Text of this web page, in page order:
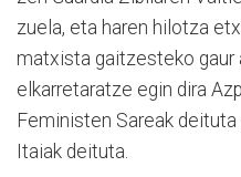
zuela, eta haren hilotza
matxista gaitzesteko gaur
elkarretaratze egin dira
Feministen Sareak
Itaiak deituta.